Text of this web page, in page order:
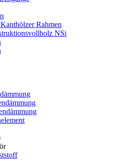
Rahmen
NSi